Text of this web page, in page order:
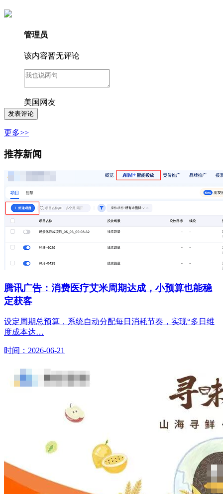
管理员
该内容暂无评论
美国网友
更多>>
推荐新闻
腾讯广告：消费医疗艾米周期达成，小预算也能稳
定获客
设定周期总预算，系统自动分配每日消耗节奏，实现“多日维
度成本达…
时间：2026-06-21